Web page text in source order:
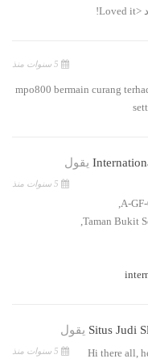
mpo800 bermain curang
يقول
A-
Taman Bukit
Situs Judi يقول
Hi there all,